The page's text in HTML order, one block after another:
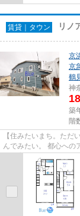
賃貸｜タウン リノ
京
京
鶴
神
築
階
【住みたいまち。ただ
んでみたい。 都心への
た子育てをしたい。